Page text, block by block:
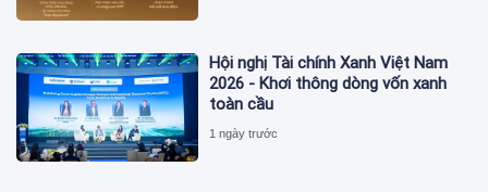
Hội nghị Tài chính Xanh Việt Nam
2026 - Khơi thông dòng vốn xanh
toàn cầu
1 ngày trước